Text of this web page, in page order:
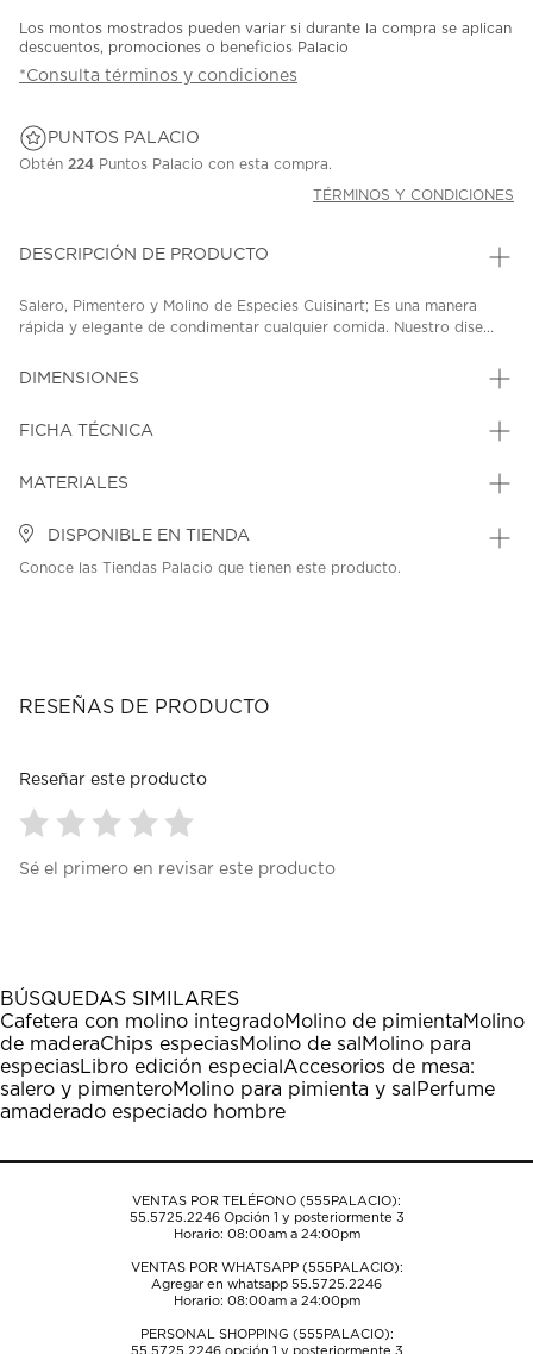
Los montos mostrados pueden variar si durante la compra se aplican
descuentos, promociones o beneficios Palacio
*Consulta términos y condiciones
PUNTOS PALACIO
Obtén 224 Puntos Palacio con esta compra.
TÉRMINOS Y CONDICIONES
DESCRIPCIÓN DE PRODUCTO
Salero, Pimentero y Molino de Especies Cuisinart; Es una manera
rápida y elegante de condimentar cualquier comida. Nuestro dise...
DIMENSIONES
FICHA TÉCNICA
MATERIALES
DISPONIBLE EN TIENDA
Conoce las Tiendas Palacio que tienen este producto.
RESEÑAS DE PRODUCTO
Reseñar este producto
para
1
estrella
Esta
acción
abrirá
el
formulario
envío.
para
estrellas.
Esta
acción
abrirá
el
formulario
envío.
para
estrellas.
Esta
acción
abrirá
el
formulario
envío.
para
estrellas.
Esta
acción
abrirá
el
formulario
envío.
para
estrellas.
Esta
acción
abrirá
el
formulario
envío.
Sé el primero en revisar este producto
BÚSQUEDAS SIMILARES
Cafetera con molino integradoMolino de pimientaMolino
de maderaChips especiasMolino de sal Molino para
especias Libro edición especial Accesorios de mesa:
salero y pimenteroMolino para pimienta y sal Perfume
amaderado especiado hombre
VENTAS POR TELÉFONO (555PALACIO):
55.5725.2246Opción 1 y posteriormente 3
Horario: 08:00am a 24:00pm
VENTAS POR WHATSAPP (555PALACIO):
Agregar en whatsapp 55.5725.2246
Horario: 08:00am a 24:00pm
PERSONAL SHOPPING (555PALACIO):
55.5725.2246opción 1 y posteriormente 3